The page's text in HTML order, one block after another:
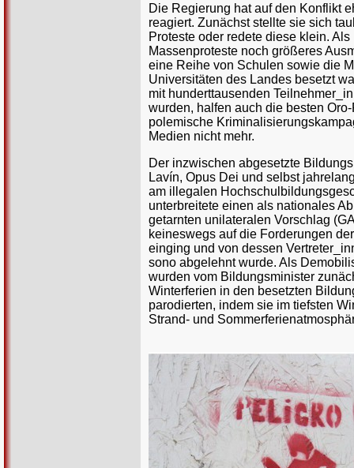
Die Regierung hat auf den Konflikt
reagiert. Zunächst stellte sie sich
Proteste oder redete diese klein.
Massenproteste noch größeres
eine Reihe von Schulen sowie die
Universitäten des Landes besetzt
mit hunderttausenden
wurden, halfen auch die besten
polemische
Medien nicht mehr.
Der inzwischen abgesetzte
Lavín, Opus Dei und selbst
am illegalen
unterbreitete einen als nationales
getarnten unilateralen Vorschlag
keineswegs auf die Forderungen
einging und von dessen
sono abgelehnt wurde. Als
wurden vom Bildungsminister
Winterferien in den besetzten
parodierten, indem sie im tiefsten
Strand- und